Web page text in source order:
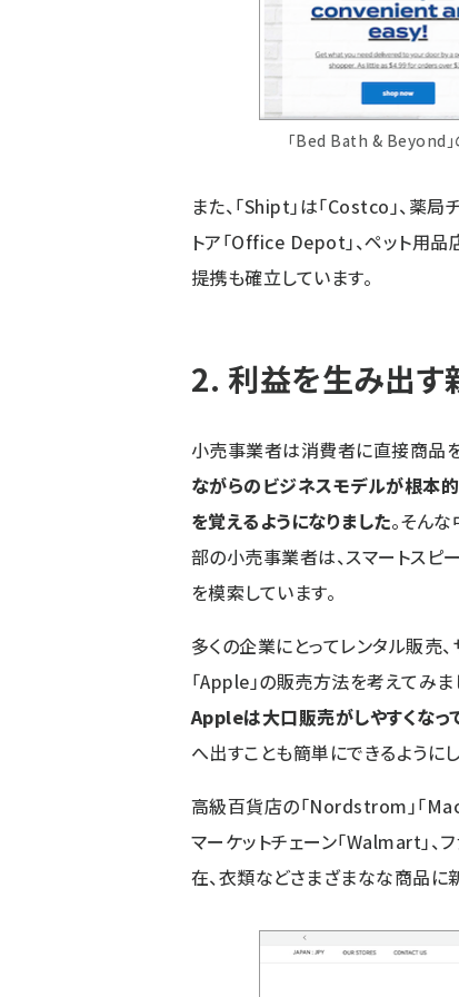
「Bed Bath & Beyond」
また、「Shipt」は「Costco」、薬
トア「Office Depot」、ペット用品
提携も確立しています。
2. 利益を生み出す
小売事業者は消費者に直接商品を
ながらのビジネスモデルが根本的
を覚えるようになりました。そん
部の小売事業者は、スマートス
を模索しています。
多くの企業にとってレンタル販売
「Apple」の販売方法を考えてみま
Appleは大口販売がしやすくなっ
へ出すことも簡単にできるようにし
高級百貨店の「Nordstrom」「
マーケットチェーン「Walmart」
在、衣類などさまざまなな商品に